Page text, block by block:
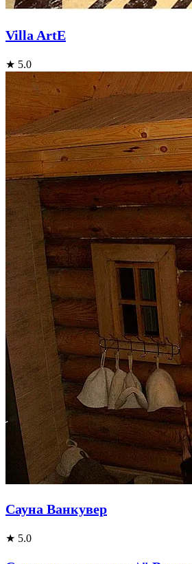
Villa ArtE
★ 5.0
Сауна Ванкувер
★ 5.0